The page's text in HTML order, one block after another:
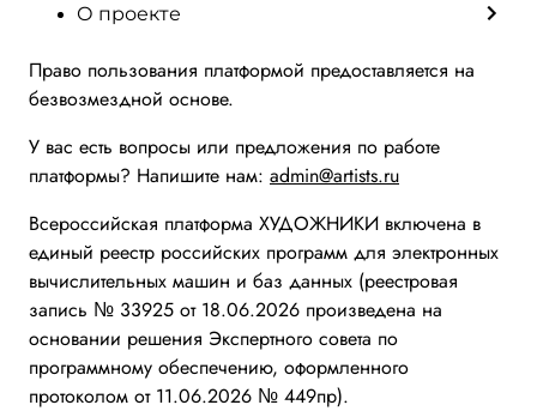
О проекте
Право пользования платформой предоставляется на
безвозмездной основе.
У вас есть вопросы или предложения по работе
платформы? Напишите нам: admin@artists.ru
Всероссийская платформа ХУДОЖНИКИ включена в
единый реестр российских программ для электронных
вычислительных машин и баз данных (реестровая
запись № 33925 от 18.06.2026 произведена на
основании решения Экспертного совета по
программному обеспечению, оформленного
протоколом от 11.06.2026 № 449пр).